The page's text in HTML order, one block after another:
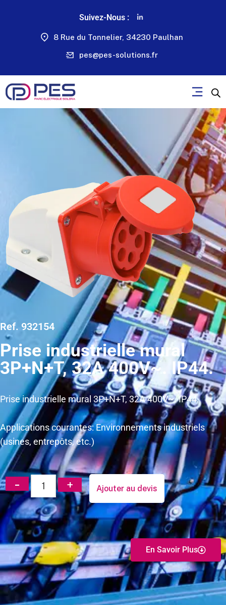
Suivez-Nous :
8 Rue du Tonnelier, 34230 Paulhan
pes@pes-solutions.fr
Ref. 932154
Prise industrielle mural
3P+N+T, 32A 400V~. IP44.
Prise industrielle mural 3P+N+T, 32A 400V~. IP44.
Applications courantes: Environnements industriels
(usines, entrepôts, etc.)
Ajouter au devis
En Savoir Plus